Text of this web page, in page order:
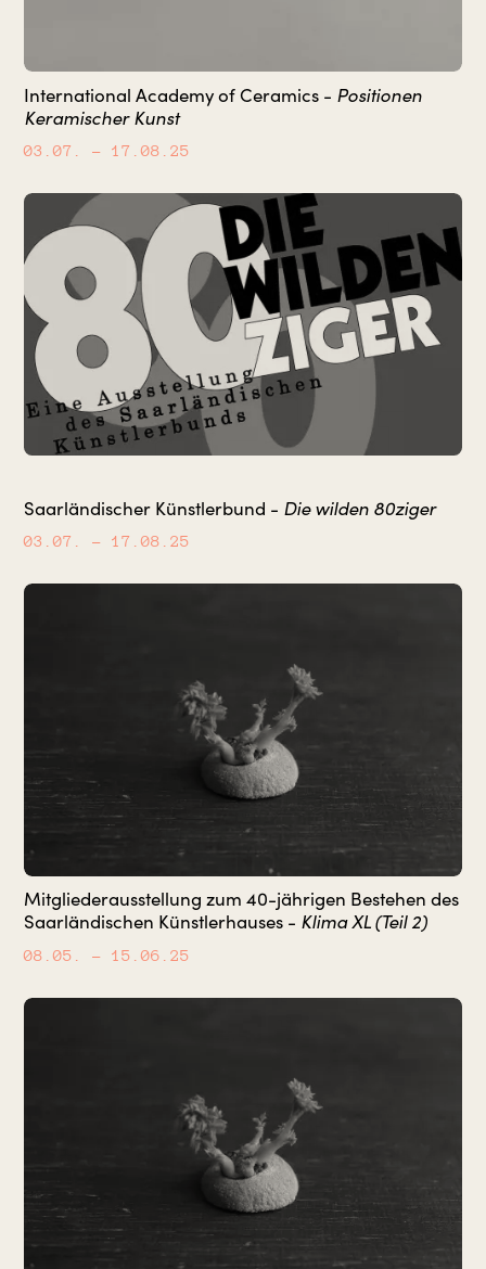
International Academy of Ceramics - Positionen
Keramischer Kunst
03.07. – 17.08.25
Saarländischer Künstlerbund - Die wilden 80ziger
03.07. – 17.08.25
Mitgliederausstellung zum 40-jährigen Bestehen des
Saarländischen Künstlerhauses - Klima XL (Teil 2)
08.05. – 15.06.25